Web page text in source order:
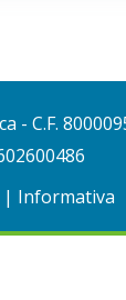
- C.F.
| Informativa